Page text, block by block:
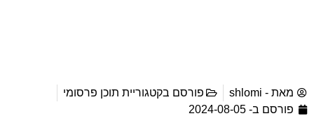
מאת - shlomi פורסם בקטגוריית תוכן פרסומי
פורסם ב- 2024-08-05